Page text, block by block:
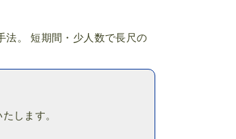
法。 短期間・少人数で長尺の
します。